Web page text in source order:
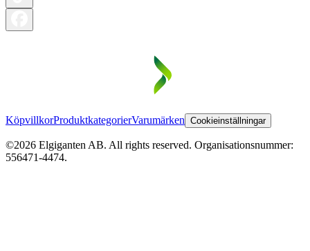
KöpvillkorProduktkategorierVarumärken Cookieinställningar
©2026 Elgiganten AB. All rights reserved. Organisationsnummer:
556471-4474.